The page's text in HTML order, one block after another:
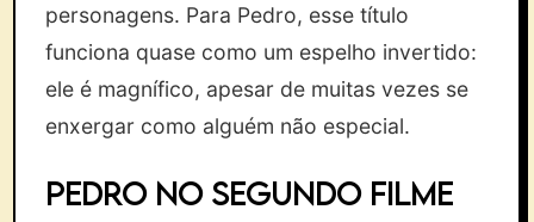
personagens. Para Pedro, esse título
funciona quase como um espelho invertido:
ele é magnífico, apesar de muitas vezes se
enxergar como alguém não especial.
Pedro no segundo filme